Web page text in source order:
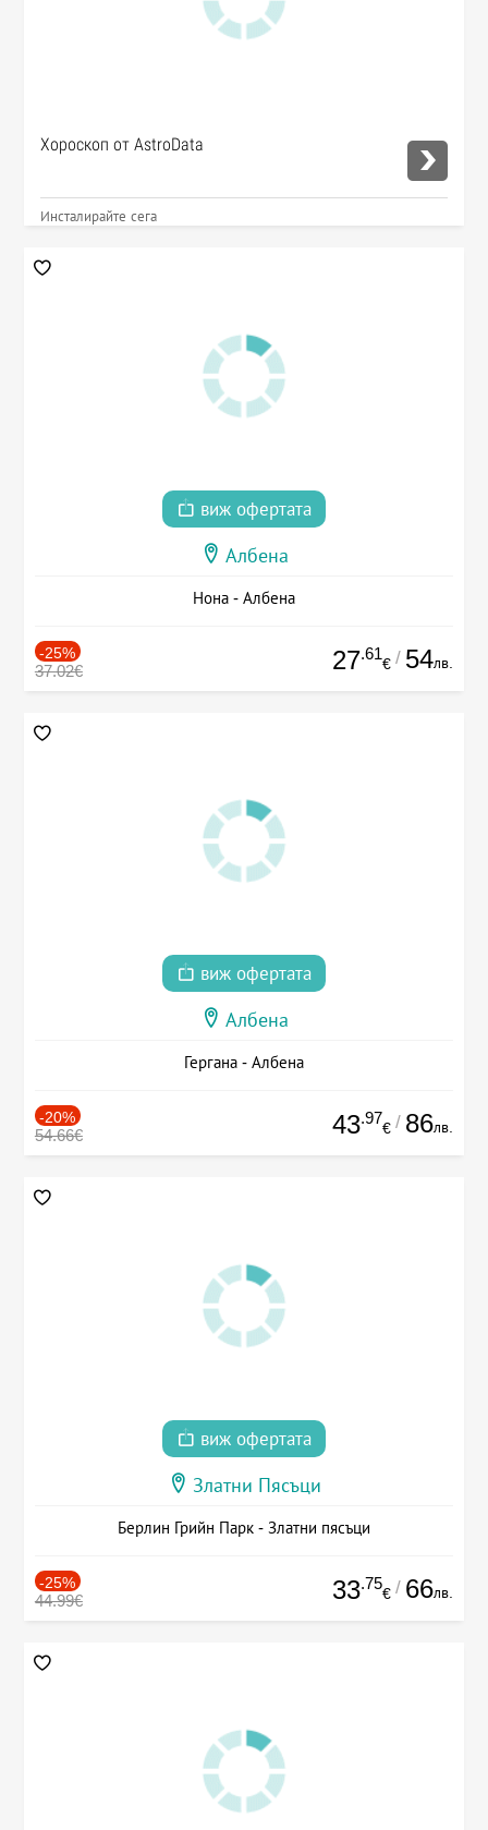
Хороскоп от AstroData
Инсталирайте сега
виж офертата
Албена
Нона - Албена
-25%
37.02€ 27.61
€ / 54лв.
виж офертата
Албена
Гергана - Албена
-20%
54.66€ 43.97
€ / 86лв.
виж офертата
Златни Пясъци
Берлин Грийн Парк - Златни пясъци
-25%
44.99€ 33.75
€ / 66лв.